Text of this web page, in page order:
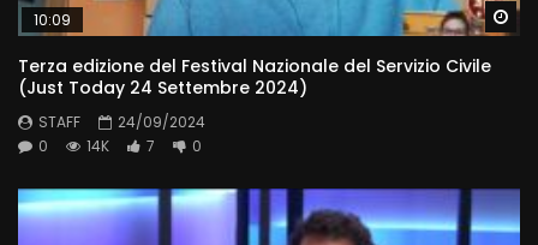
10:09
Terza edizione del Festival Nazionale del Servizio Civile
(Just Today 24 Settembre 2024)
STAFF
24/09/2024
0
14K 7 0